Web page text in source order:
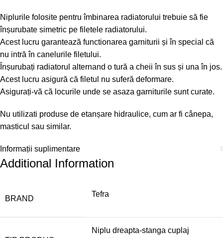
Niplurile folosite pentru îmbinarea radiatorului trebuie să fie
înșurubate simetric pe filetele radiatorului.
Acest lucru garantează functionarea garniturii și în special că
nu intră în canelurile filetului.
Înșurubați radiatorul alternand o tură a cheii în sus și una în jos.
Acest lucru asigură că filetul nu suferă deformare.
Asigurați-vă că locurile unde se asaza garniturile sunt curate.
Nu utilizati produse de etanșare hidraulice, cum ar fi cânepa,
masticul sau similar.
Informații suplimentare
Additional Information
BRAND
Tefra
Niplu dreapta-stanga cuplaj